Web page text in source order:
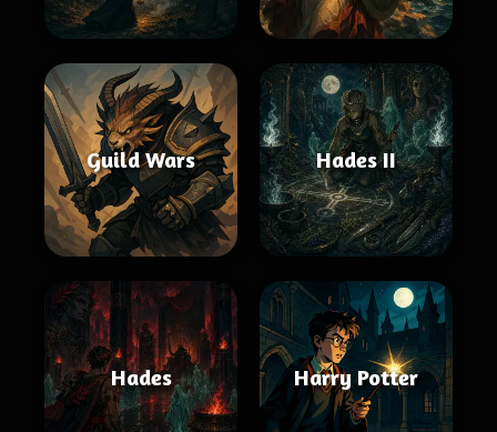
Guild Wars Hades II
Hades Harry Potter